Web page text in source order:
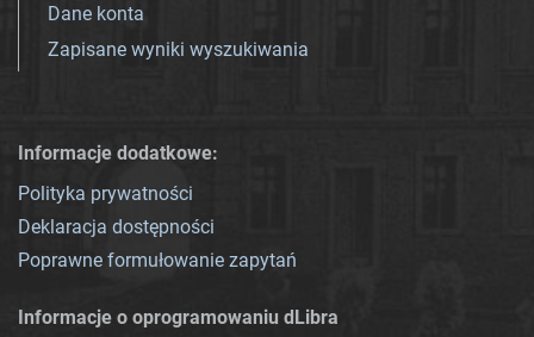
Dane konta
Zapisane wyniki wyszukiwania
Informacje dodatkowe:
Polityka prywatności
Deklaracja dostępności
Poprawne formułowanie zapytań
Informacje o oprogramowaniu dLibra